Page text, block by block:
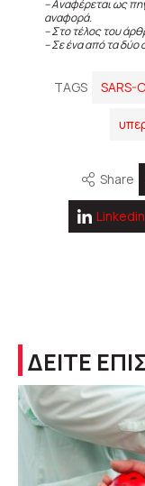
– Αναφέρεται ως
αναφορά.
– Στο τέλος του
– Σε ένα από τα δύο
TAGS SARS-
Share
Linkedin
ΔΕΙΤΕ